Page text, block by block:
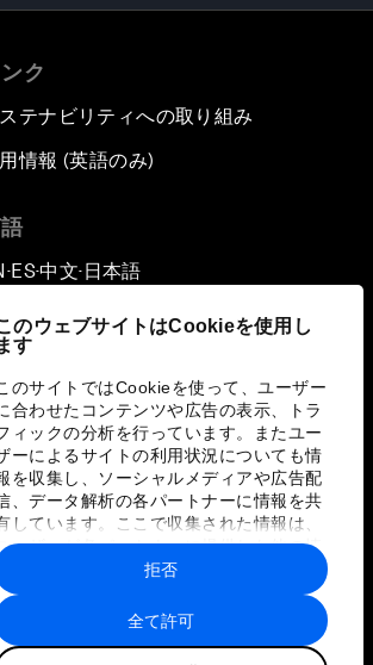
のウェブサイトはCookieを使用し
す
のサイトではCookieを使って、ユーザー
合わせたコンテンツや広告の表示、トラ
ィックの分析を行っています。またユー
ーによるサイトの利用状況についても情
を収集し、ソーシャルメディアや広告配
、データ解析の各パートナーに情報を共
しています。ここで収集された情報は、
ユーザーが各パートナーに提供した他の情
や各パートナーのサービスを使用した際
に収集された情報と組み合わされ、各パー
ナーによって使用されることがありま
。
全て許可
拒否
ク
テナビリティへの取り組み
情報 (英語のみ)
▪ES▪中文▪ 日本語